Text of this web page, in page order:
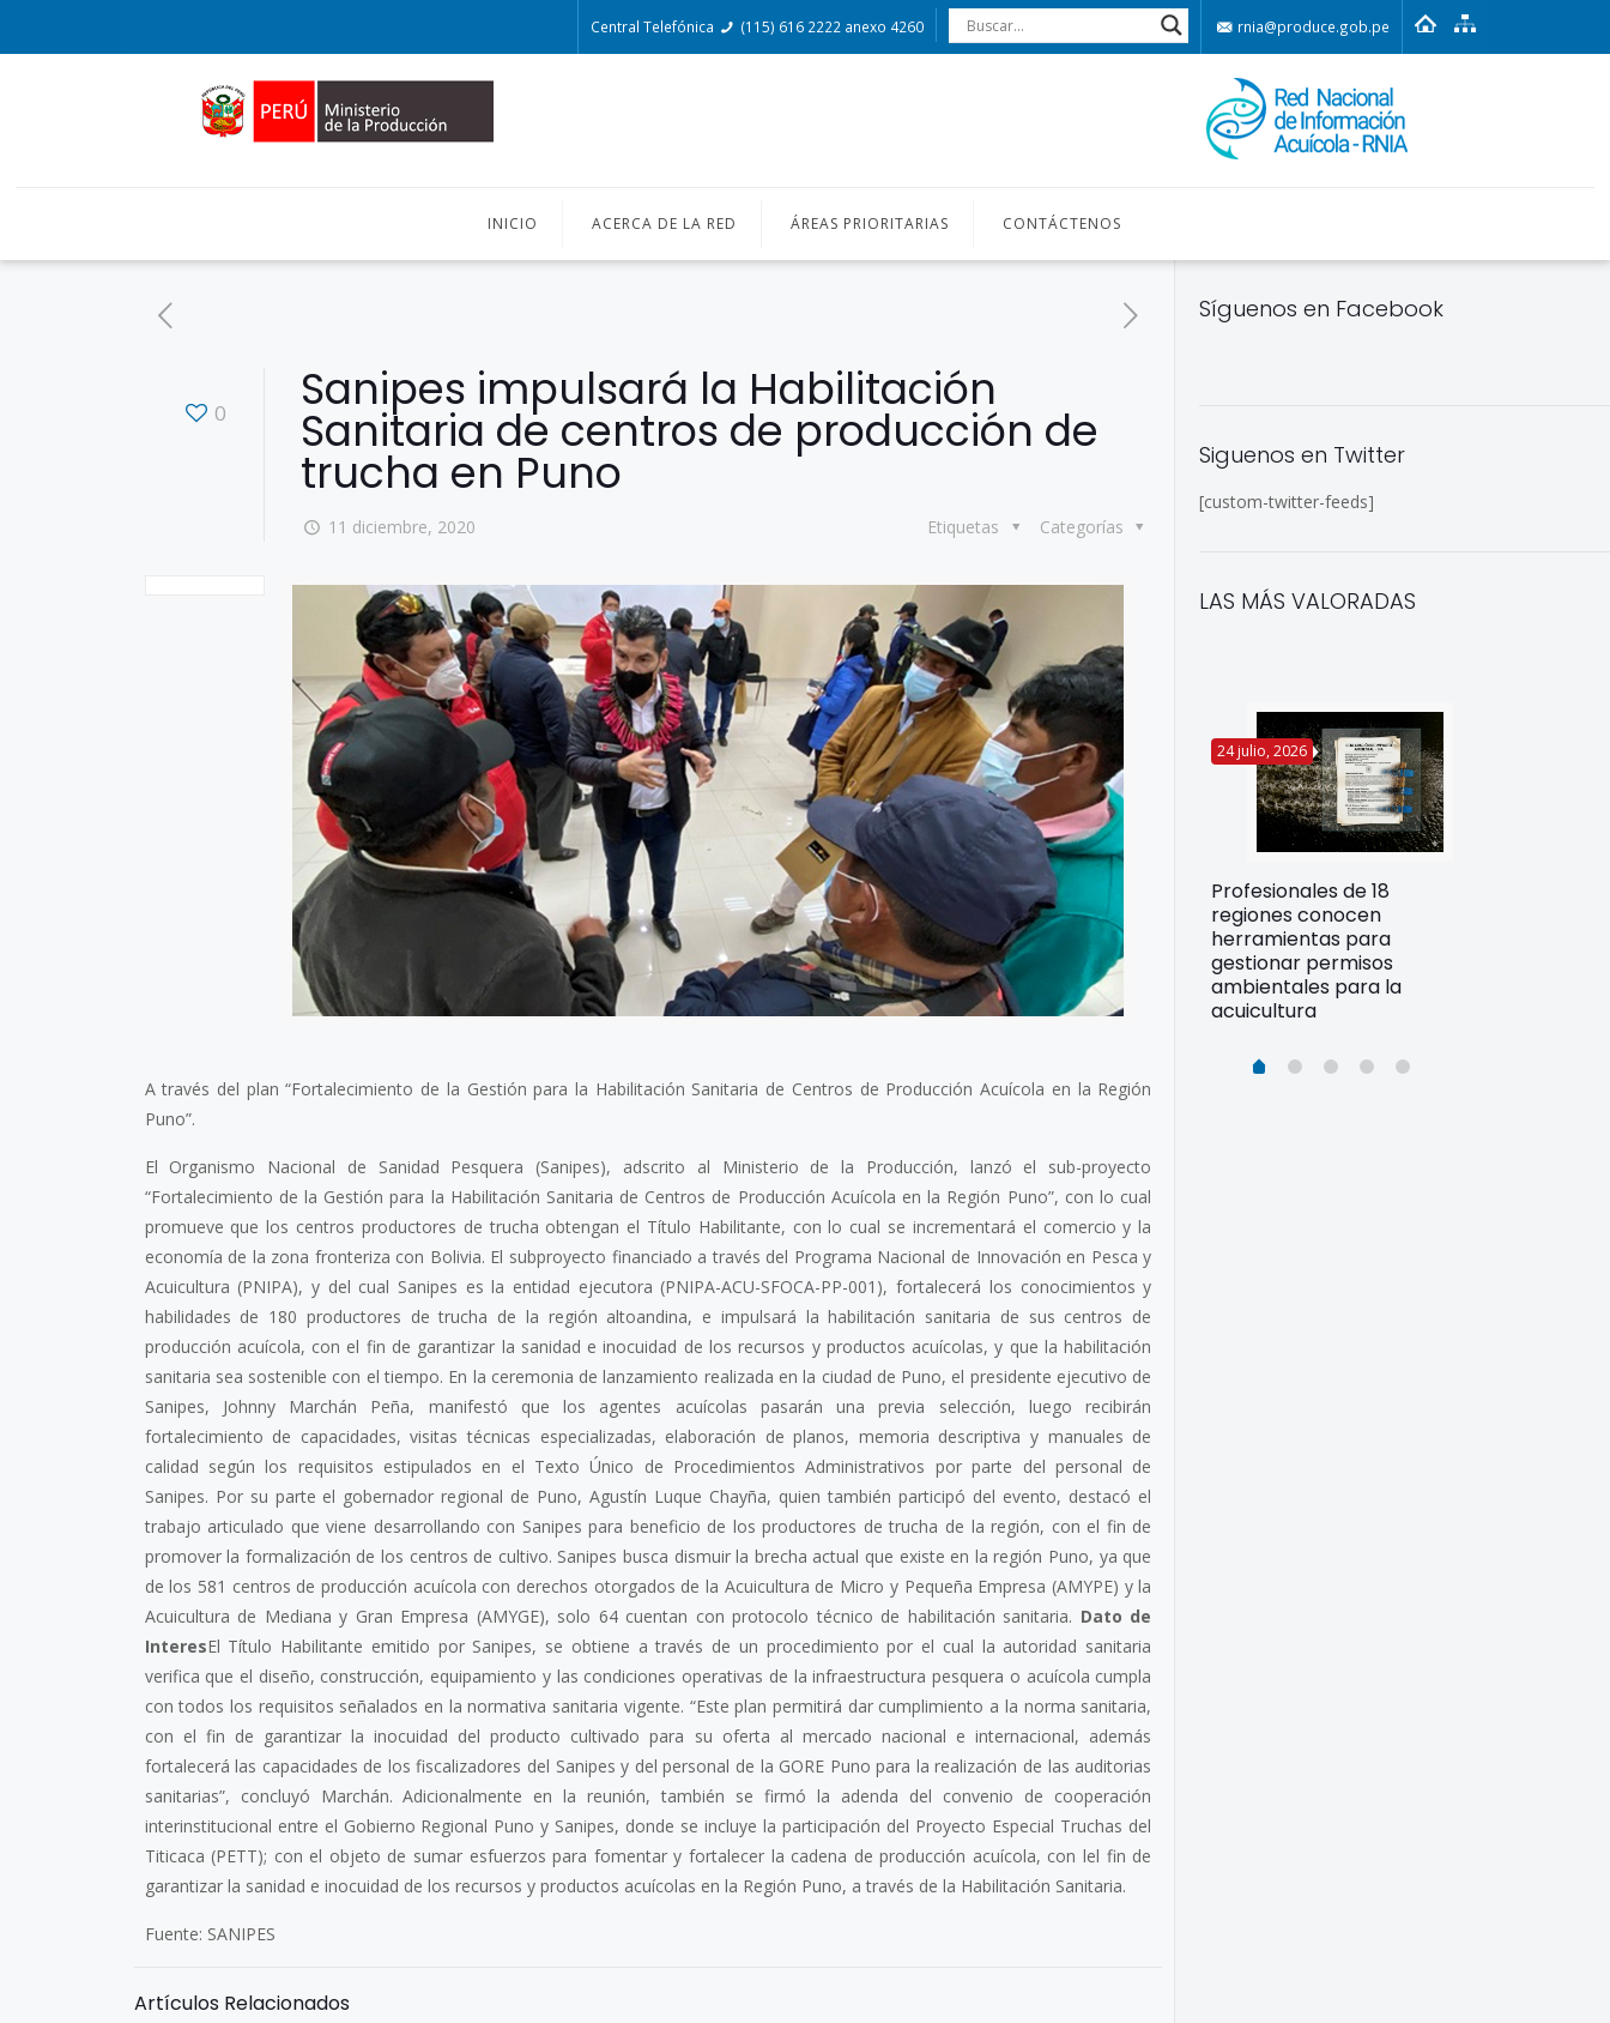
Central Telefónica (115) 616 2222 anexo 4260 rnia@produce.gob.pe
INICIO ACERCA DE LA RED ÁREAS PRIORITARIAS CONTÁCTENOS
0 Sanipes impulsará la Habilitación
Sanitaria de centros de producción de
trucha en Puno
11 diciembre, 2020 Categorías
Etiquetas
A través del plan “Fortalecimiento de la Gestión para la Habilitación Sanitaria de Centros de Producción Acuícola en la Región
Puno”.
El Organismo Nacional de Sanidad Pesquera (Sanipes), adscrito al Ministerio de la Producción, lanzó el sub-proyecto
“Fortalecimiento de la Gestión para la Habilitación Sanitaria de Centros de Producción Acuícola en la Región Puno”, con lo cual
promueve que los centros productores de trucha obtengan el Título Habilitante, con lo cual se incrementará el comercio y la
economía de la zona fronteriza con Bolivia. El subproyecto financiado a través del Programa Nacional de Innovación en Pesca y
Acuicultura (PNIPA), y del cual Sanipes es la entidad ejecutora (PNIPA-ACU-SFOCA-PP-001), fortalecerá los conocimientos y
habilidades de 180 productores de trucha de la región altoandina, e impulsará la habilitación sanitaria de sus centros de
producción acuícola, con el fin de garantizar la sanidad e inocuidad de los recursos y productos acuícolas, y que la habilitación
sanitaria sea sostenible con el tiempo. En la ceremonia de lanzamiento realizada en la ciudad de Puno, el presidente ejecutivo de
Sanipes, Johnny Marchán Peña, manifestó que los agentes acuícolas pasarán una previa selección, luego recibirán
fortalecimiento de capacidades, visitas técnicas especializadas, elaboración de planos, memoria descriptiva y manuales de
calidad según los requisitos estipulados en el Texto Único de Procedimientos Administrativos por parte del personal de
Sanipes. Por su parte el gobernador regional de Puno, Agustín Luque Chayña, quien también participó del evento, destacó el
trabajo articulado que viene desarrollando con Sanipes para beneficio de los productores de trucha de la región, con el fin de
promover la formalización de los centros de cultivo. Sanipes busca dismuir la brecha actual que existe en la región Puno, ya que
de los 581 centros de producción acuícola con derechos otorgados de la Acuicultura de Micro y Pequeña Empresa (AMYPE) y la
Acuicultura de Mediana y Gran Empresa (AMYGE), solo 64 cuentan con protocolo técnico de habilitación sanitaria. Dato de
InteresEl Título Habilitante emitido por Sanipes, se obtiene a través de un procedimiento por el cual la autoridad sanitaria
verifica que el diseño, construcción, equipamiento y las condiciones operativas de la infraestructura pesquera o acuícola cumpla
con todos los requisitos señalados en la normativa sanitaria vigente. “Este plan permitirá dar cumplimiento a la norma sanitaria,
con el fin de garantizar la inocuidad del producto cultivado para su oferta al mercado nacional e internacional, además
fortalecerá las capacidades de los fiscalizadores del Sanipes y del personal de la GORE Puno para la realización de las auditorias
sanitarias”, concluyó Marchán. Adicionalmente en la reunión, también se firmó la adenda del convenio de cooperación
interinstitucional entre el Gobierno Regional Puno y Sanipes, donde se incluye la participación del Proyecto Especial Truchas del
Titicaca (PETT); con el objeto de sumar esfuerzos para fomentar y fortalecer la cadena de producción acuícola, con lel fin de
garantizar la sanidad e inocuidad de los recursos y productos acuícolas en la Región Puno, a través de la Habilitación Sanitaria.
Fuente: SANIPES
Artículos Relacionados
Síguenos en Facebook
Siguenos en Twitter
[custom-twitter-feeds]
LAS MÁS VALORADAS
8 julio, 2026
Más de 30 expertos
generan acuerdos para
lograr acuicultura
sostenible y resiliente en
Perú
24 julio, 2026
Profesionales de 18
regiones conocen
herramientas para
gestionar permisos
ambientales para la
acuicultura